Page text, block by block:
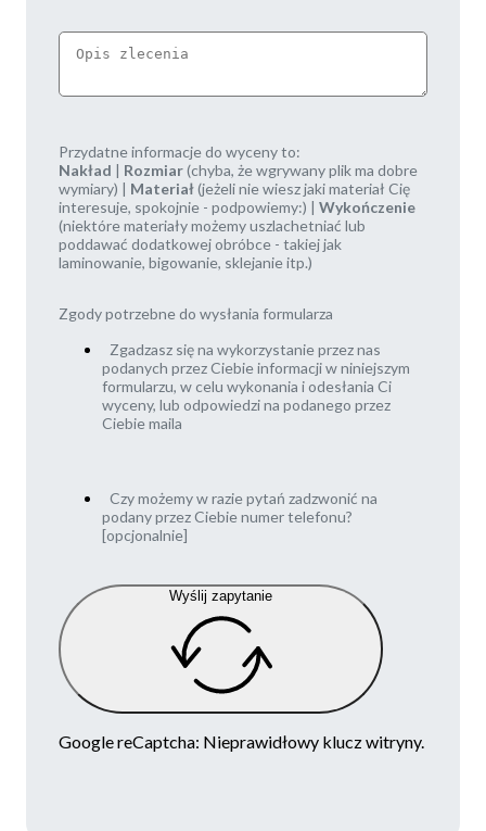
Przydatne informacje do wyceny to:
Nakład | Rozmiar(chyba, że wgrywany plik ma dobre
wymiary) | Materiał(jeżeli nie wiesz jaki materiał Cię
interesuje, spokojnie - podpowiemy:) | Wykończenie
(niektóre materiały możemy uszlachetniać lub
poddawać dodatkowej obróbce - takiej jak
laminowanie, bigowanie, sklejanie itp.)
Zgody potrzebne do wysłania formularza
Zgadzasz się na wykorzystanie przez nas
podanych przez Ciebie informacji w niniejszym
formularzu, w celu wykonania i odesłania Ci
wyceny, lub odpowiedzi na podanego przez
Ciebie maila
Czy możemy w razie pytań zadzwonić na
podany przez Ciebie numer telefonu?
[opcjonalnie]
Wyślij zapytanie
Google reCaptcha: Nieprawidłowy klucz witryny.